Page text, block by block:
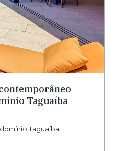
Taguaíba
Taguaíba